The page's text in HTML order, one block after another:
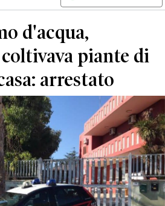
d'acqua,
piante di
arrestato